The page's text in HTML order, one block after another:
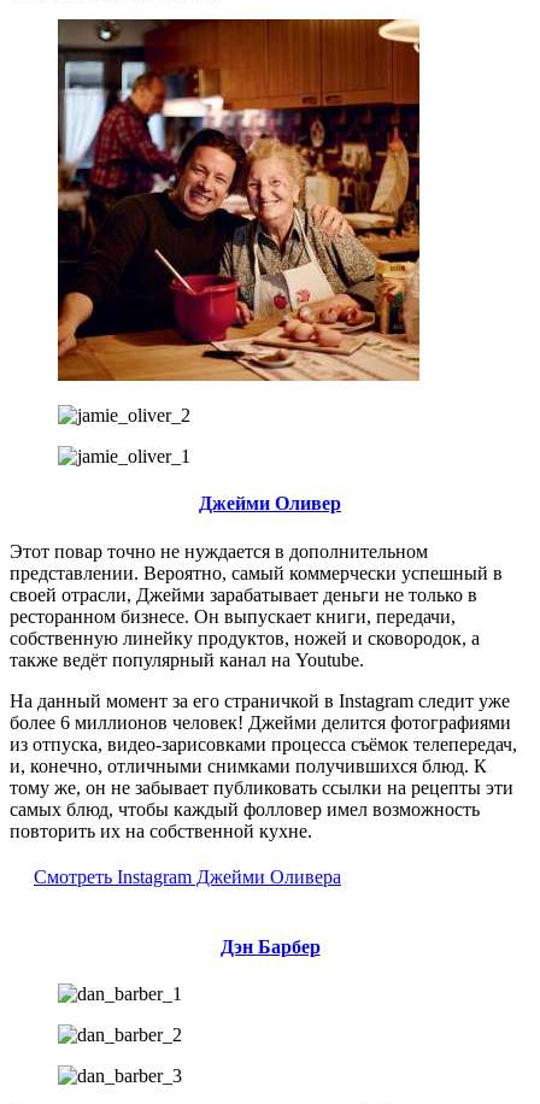
Джейми Оливер
Этот повар точно не нуждается в дополнительном
представлении. Вероятно, самый коммерчески успешный в
своей отрасли, Джейми зарабатывает деньги не только в
ресторанном бизнесе. Он выпускает книги, передачи,
собственную линейку продуктов, ножей и сковородок, а
также ведёт популярный канал на Youtube.
На данный момент за его страничкой в Instagram следит уже
более 6 миллионов человек! Джейми делится фотографиями
из отпуска, видео-зарисовками процесса съёмок телепередач,
и, конечно, отличными снимками получившихся блюд. К
тому же, он не забывает публиковать ссылки на рецепты эти
самых блюд, чтобы каждый фолловер имел возможность
повторить их на собственной кухне.
Смотреть Instagram Джейми Оливера
Дэн Барбер